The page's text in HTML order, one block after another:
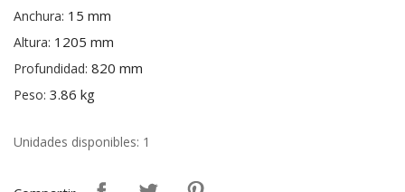
Anchura: 15 mm
Altura: 1205 mm
Profundidad: 820 mm
Peso: 3.86 kg
Unidades disponibles: 1